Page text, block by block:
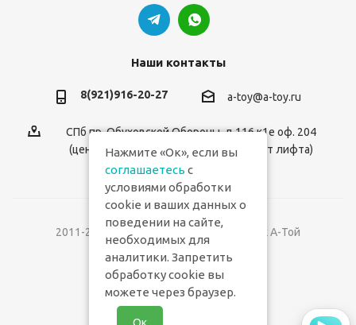
Наши контакты
8(921)916-20-27 a-toy@a-toy.ru
СПб пр. Обуховской Обороны, д.116 к1е оф. 204
(центральный вход 2-й этаж справа от лифта)
2011-2026 © Интернет-магазин игрушек А-Той
Версия для печати
Нажмите «Ок», если вы
соглашаетесь с
условиями обработки
cookie и ваших данных о
поведении на сайте,
необходимых для
аналитики. Запретить
обработку cookie вы
можете через браузер.